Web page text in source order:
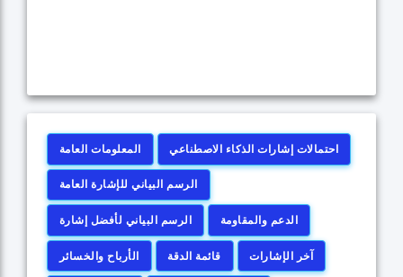
المعلومات العامة احتمالات إشارات الذكاء الاصطناعي
الرسم البياني للإشارة العامة
الرسم البياني لأفضل إشارة الدعم والمقاومة
الأرباح والخسائر قائمة الدقة آخر الإشارات